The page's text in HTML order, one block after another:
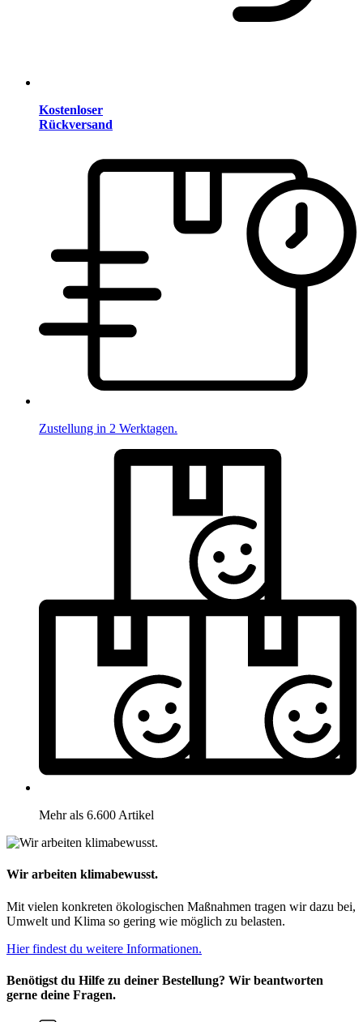
Kostenloser
Rückversand
Zustellung in 2 Werktagen.
Mehr als 6.600 Artikel
Wir arbeiten klimabewusst.
Mit vielen konkreten ökologischen Maßnahmen tragen wir dazu bei,
Umwelt und Klima so gering wie möglich zu belasten.
Hier findest du weitere Informationen.
Benötigst du Hilfe zu deiner Bestellung? Wir beantworten
gerne deine Fragen.